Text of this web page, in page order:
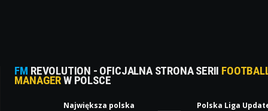
FM REVOLUTION - OFICJALNA STRONA SERII
MANAGERW POLSCE
Największa polska
Polska Liga